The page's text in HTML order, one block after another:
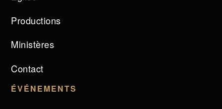
Productions
Ministères
Contact
ÉVÉNEMENTS